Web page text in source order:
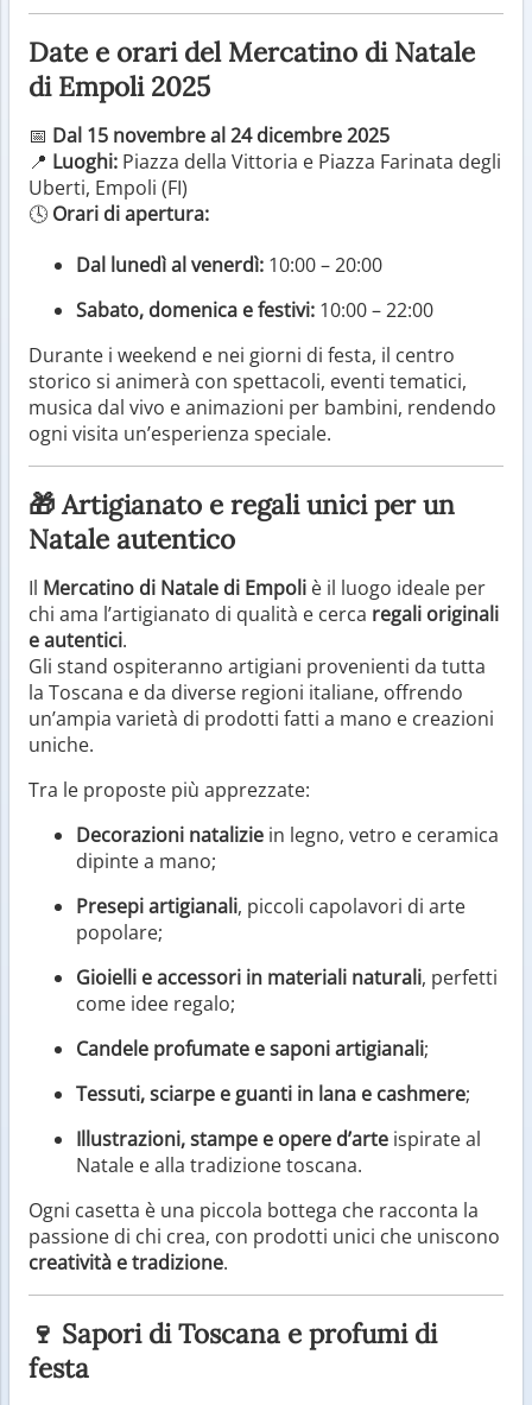
Date e orari del Mercatino di Natale
di Empoli 2025
📅 Dal 15 novembre al 24 dicembre 2025
📍 Luoghi: Piazza della Vittoria e Piazza Farinata degli
Uberti, Empoli (FI)
🕓 Orari di apertura:
Dal lunedì al venerdì: 10:00 – 20:00
Sabato, domenica e festivi: 10:00 – 22:00
Durante i weekend e nei giorni di festa, il centro
storico si animerà con spettacoli, eventi tematici,
musica dal vivo e animazioni per bambini, rendendo
ogni visita un’esperienza speciale.
🎁 Artigianato e regali unici per un
Natale autentico
Il Mercatino di Natale di Empoli è il luogo ideale per
chi ama l’artigianato di qualità e cerca regali originali
e autentici.
Gli stand ospiteranno artigiani provenienti da tutta
la Toscana e da diverse regioni italiane, offrendo
un’ampia varietà di prodotti fatti a mano e creazioni
uniche.
Tra le proposte più apprezzate:
Decorazioni natalizie in legno, vetro e ceramica
dipinte a mano;
Presepi artigianali, piccoli capolavori di arte
popolare;
Gioielli e accessori in materiali naturali, perfetti
come idee regalo;
Candele profumate e saponi artigianali;
Tessuti, sciarpe e guanti in lana e cashmere;
Illustrazioni, stampe e opere d’arte ispirate al
Natale e alla tradizione toscana.
Ogni casetta è una piccola bottega che racconta la
passione di chi crea, con prodotti unici che uniscono
creatività e tradizione.
🍷 Sapori di Toscana e profumi di
festa